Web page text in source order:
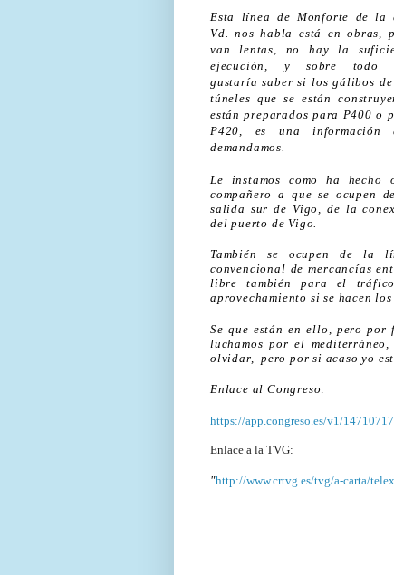
Esta línea de Monforte de la
Vd. nos habla está en obras,
van lentas, no hay la
ejecución, y sobre todo
gustaría saber si los gálibos
túneles que se están
están preparados para P400 o
P420, es una información
demandamos.
Le instamos como ha hecho
compañero a que se ocupen
salida sur de Vigo, de la
del puerto de Vigo.
También se ocupen de la
convencional de mercancías
libre también para el
aprovechamiento si se hacen
Se que están en ello, pero por
luchamos por el
olvidar, pero por si acaso yo
Enlace al Congreso:
https://app.congreso.es/v1/14710717
Enlace a la TVG:
"http://www.crtvg.es/tvg/a-carta/